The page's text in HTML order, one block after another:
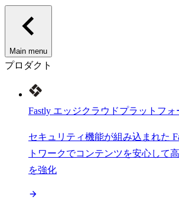
Main menu
プロダクト
Fastly エッジクラウドプラットフォ
セキュリティ機能が組み込まれた
トワークでコンテンツを安心して
を強化